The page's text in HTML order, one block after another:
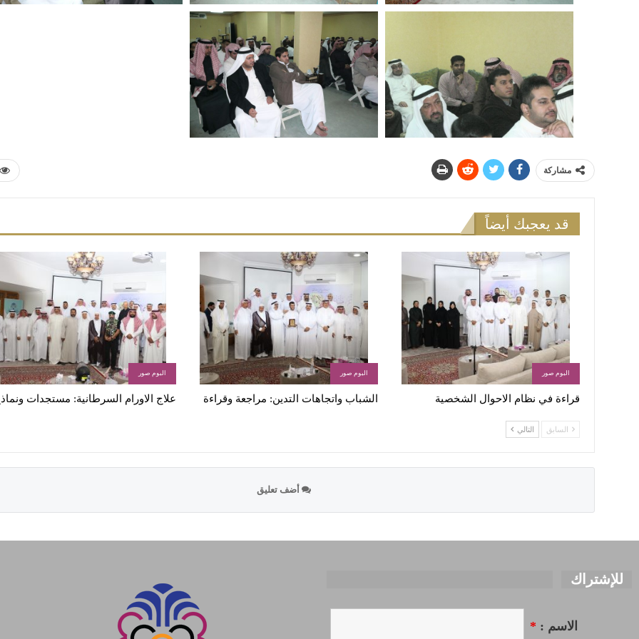
مشاركة
قد يعجبك أيضاً
البوم صور
قراءة في نظام الاحوال الشخصية
البوم صور
الشباب واتجاهات التدين: مراجعة وقراءة
البوم صور
علاج الاورام السرطانية: مستجدات
السابق التالي
أضف تعليق
للإشتراك
الاسم : *